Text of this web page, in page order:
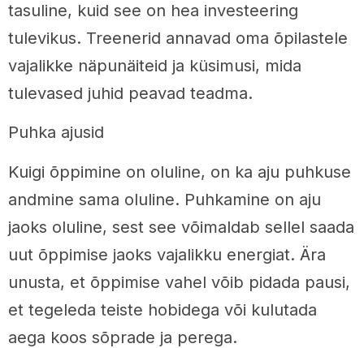
tasuline, kuid see on hea investeering
tulevikus. Treenerid annavad oma õpilastele
vajalikke näpunäiteid ja küsimusi, mida
tulevased juhid peavad teadma.
Puhka ajusid
Kuigi õppimine on oluline, on ka aju puhkuse
andmine sama oluline. Puhkamine on aju
jaoks oluline, sest see võimaldab sellel saada
uut õppimise jaoks vajalikku energiat. Ära
unusta, et õppimise vahel võib pidada pausi,
et tegeleda teiste hobidega või kulutada
aega koos sõprade ja perega.